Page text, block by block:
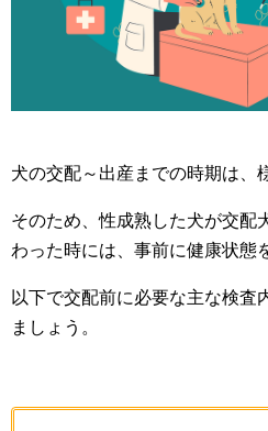
犬の交配～出産までの時期は、
そのため、性成熟した犬が交配
わった時には、事前に健康状態
以下で交配前に必要な主な検査
ましょう。